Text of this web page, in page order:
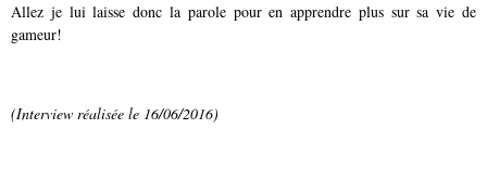
Allez je lui laisse donc la parole pour en apprendre plus sur sa vie de
gameur!
(Interview réalisée le 16/06/2016)